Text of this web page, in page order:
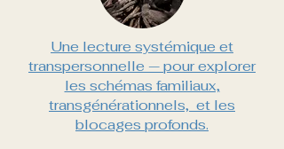
Une lecture systémique et
transpersonnelle — pour explorer
les schémas familiaux,
transgénérationnels, et les
blocages profonds.